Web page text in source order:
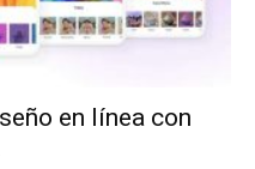
en línea con